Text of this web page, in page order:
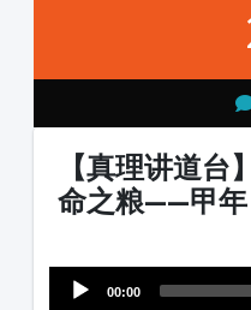
【真理讲道
命之粮——甲年
Player
00:00